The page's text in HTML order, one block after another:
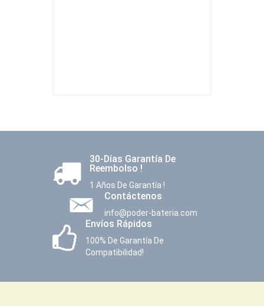
30-Días Garantía De
Reembolso !
1 Años De Garantía !
Contáctenos
info@poder-bateria.com
Envíos Rápidos
100% De Garantía De
Compatibilidad!